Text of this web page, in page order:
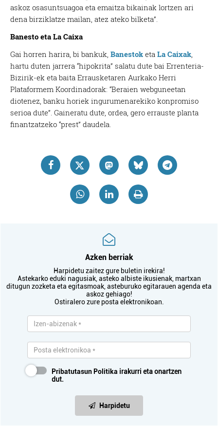
askoz osasuntsuagoa eta emaitza bikainak lortzen ari
dena birziklatze mailan, atez ateko bilketa”.
Banesto eta La Caixa
Gai horren harira, bi bankuk,Banestok etaLa Caixak
hartu duten jarrera “hipokrita” salatu dute bai Errenteria-
Bizirik-ek eta baita Errausketaren Aurkako Herri
Plataformem Koordinadorak: “Beraien webguneetan
diotenez, banku horiek ingurumenarekiko konpromiso
serioa dute”. Gaineratu dute, ordea, gero errauste planta
finantzatzeko “prest” daudela.
Azken berriak
Harpidetu zaitez gure buletin irekira!
Astekarko eduki nagusiak, asteko albiste ikusienak, martxan
ditugun zozketa eta egitasmoak, asteburuko egitarauen agenda eta
askoz gehiago!
Ostiralero zure posta elektronikoan.
Pribatutasun Politika irakurri eta onartzen
dut.
Harpidetu